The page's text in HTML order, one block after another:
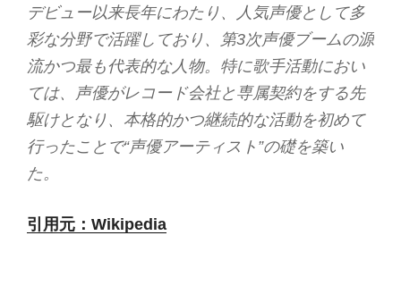
デビュー以来長年にわたり、人気声優として多
彩な分野で活躍しており、第3次声優ブームの源
流かつ最も代表的な人物。特に歌手活動におい
ては、声優がレコード会社と専属契約をする先
駆けとなり、本格的かつ継続的な活動を初めて
行ったことで“声優アーティスト”の礎を築い
た。
引用元：Wikipedia